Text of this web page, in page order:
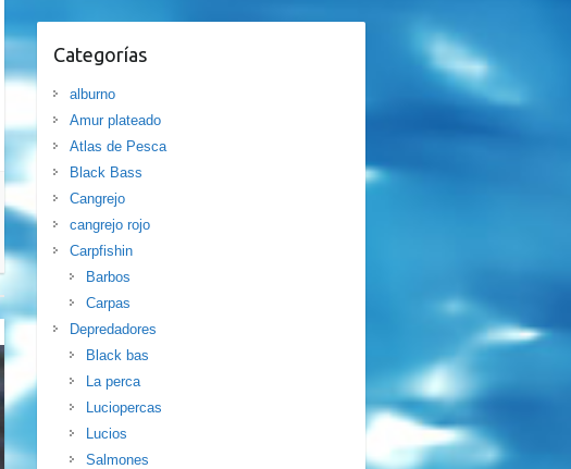
Categorías
alburno
Amur plateado
Atlas de Pesca
Black Bass
Cangrejo
cangrejo rojo
Carpfishin
Barbos
Carpas
Depredadores
Black bas
La perca
Luciopercas
Lucios
Salmones